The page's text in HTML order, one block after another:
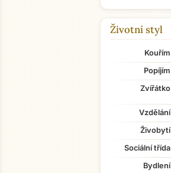
Životní styl
Kouřím
Popíjím
Zvířátko
Vzdělání
Živobytí
Sociální třída
Bydlení